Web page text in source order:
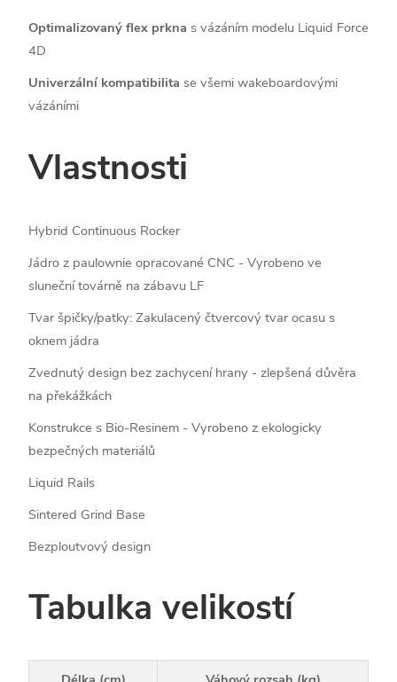
Optimalizovaný flex prkna s vázáním modelu Liquid Force
4D
Univerzální kompatibilita se všemi wakeboardovými
vázáními
Vlastnosti
Hybrid Continuous Rocker
Jádro z paulownie opracované CNC - Vyrobeno ve
sluneční továrně na zábavu LF
Tvar špičky/patky: Zakulacený čtvercový tvar ocasu s
oknem jádra
Zvednutý design bez zachycení hrany - zlepšená důvěra
na překážkách
Konstrukce s Bio-Resinem - Vyrobeno z ekologicky
bezpečných materiálů
Liquid Rails
Sintered Grind Base
Bezploutvový design
Tabulka velikostí